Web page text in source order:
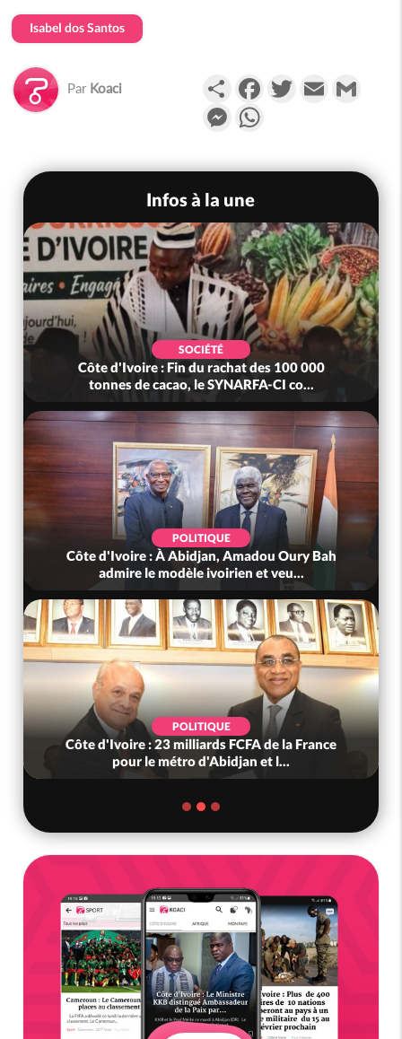
Isabel dos Santos
Par Koaci PartagerFacebookTwitterEmail
Messenger
Infos à la une
SOCIÉTÉ
Côte d'Ivoire : Fin du rachat des 100 000
tonnes de cacao, le SYNARFA-CI co...
POLITIQUE
Côte d'Ivoire : À Abidjan, Amadou Oury Bah
admire le modèle ivoirien et veu...
POLITIQUE
Côte d'Ivoire : 23 milliards FCFA de la France
pour le métro d'Abidjan et l...